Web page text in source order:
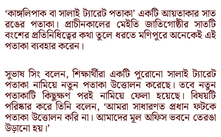
‘কাঙ্গলিপাক বা সালাই ট্যারেট পতাকা’ একটি আয়তাকার সাত
রঙের পতাকা। প্রাচীনকালের মেইতি জাতিগোষ্ঠীর সাতটি
বংশের প্রতিনিধিত্বের কথা তুলে ধরতে মণিপুরে অনেকেই এই
পতাকা ব্যবহার করেন।
সুভাষ সিং বলেন, শিক্ষার্থীরা একটি পুরোনো সালাই ট্যারেট
পতাকা নামিয়ে নতুন পতাকা উত্তোলন করেছে। তবে নতুন
পতাকাটি কিছুক্ষণ পরই নামিয়ে ফেলা হয়েছে। বিষয়টি
পরিষ্কার করে তিনি বলেন, ‘আমরা সাধারণত প্রধান ফটকে
পতাকা উত্তোলন করি না। আমাদের মূল অফিস ভবনে তেরঙা
উড়ানো হয়।’